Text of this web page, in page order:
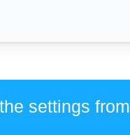
settings from